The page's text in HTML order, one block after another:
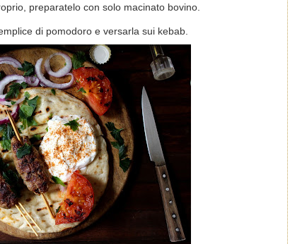
preparatelo con solo macinato bovino.
di pomodoro e versarla sui kebab.